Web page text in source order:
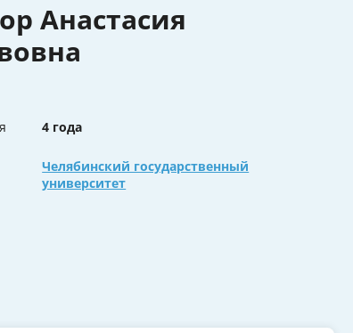
Анастасия
4 года
Челябинский государственный
университет